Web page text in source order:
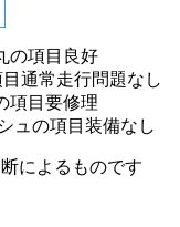
の項目 良好
通常走行問題なし
項目 要修理
ュの項目 装備なし
によるものです